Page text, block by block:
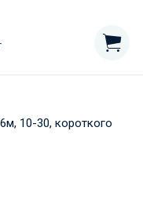
10-30, короткого